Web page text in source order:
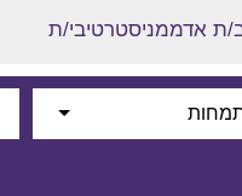
ת אדממניסטרטיבי/ת